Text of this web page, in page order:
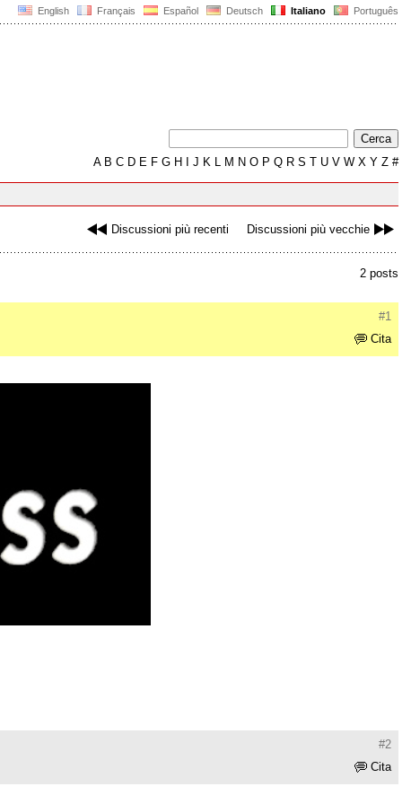
English Français Español Deutsch Italiano Português
AB C D E F G H J K L M N O P Q R S T U V W X Y Z #
Discussioni più recenti Discussioni più vecchie
2 posts
#1
Cita
#2
Cita